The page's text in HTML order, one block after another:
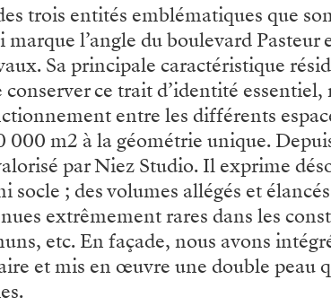
trois entités emblématiques que
l’angle du boulevard Pasteur
Sa principale caractéristique
ce trait d’identité essentiel,
entre les différents
m2 à la géométrie unique.
par Niez Studio. Il exprime
; des volumes allégés et
extrêmement rares dans les
etc. En façade, nous avons
et mis en œuvre une double peau